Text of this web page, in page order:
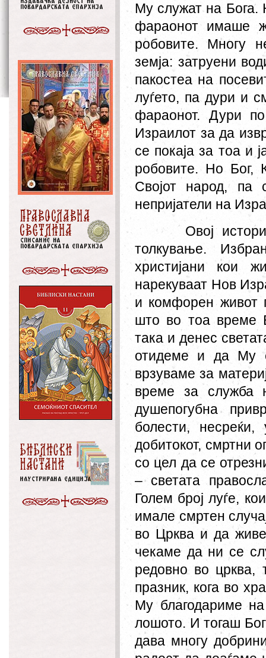
Му служат на Бога.
фараонот имаше
робовите. Многу
земја: затруени
пакостеа на
луѓето, па дури и
фараонот. Дури
Израилот за да
се покаја за тоа и
робовите. Но Бог,
Својот народ, па
непријатели на
Овој
толкување.
христијани кои
нарекуваат Нов
и комфорен живот
што во тоа време
така и денес
отидеме и да Му
врзуваме за
време за служба
душепогубна
болести,
добитокот, смртни
со цел да се
– светата
Голем број луѓе,
имале смртен
во Црква и да
чекаме да ни се
редовно во црква,
празник, кога во
Му благодариме
лошото. И тогаш
дава многу